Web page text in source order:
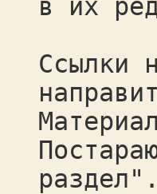
в их
Ссылки
раздел".